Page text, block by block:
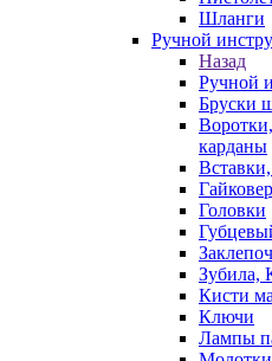
Шланги
Ручной
Назад
Ручной
Бруски
карданы
Головки
Зубила,
Кисти
Ключи
Лампы